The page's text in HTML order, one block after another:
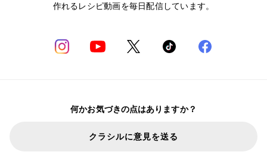
作れるレシピ動画を毎日配信しています。
何かお気づきの点はありますか？
クラシルに意見を送る